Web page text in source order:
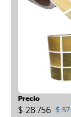
Precio
$ 28.756 $